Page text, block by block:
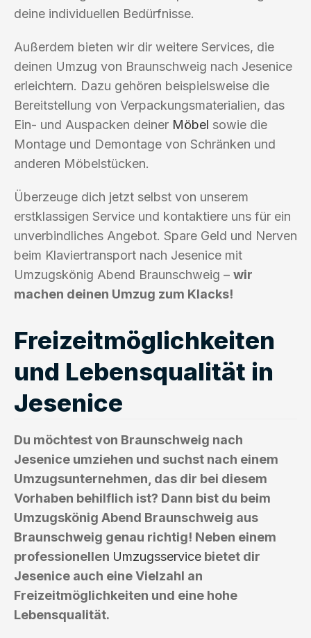
deine individuellen Bedürfnisse.
Außerdem bieten wir dir weitere Services, die
deinen Umzug von Braunschweig nach Jesenice
erleichtern. Dazu gehören beispielsweise die
Bereitstellung von Verpackungsmaterialien, das
Ein- und Auspacken deiner Möbel sowie die
Montage und Demontage von Schränken und
anderen Möbelstücken.
Überzeuge dich jetzt selbst von unserem
erstklassigen Service und kontaktiere uns für ein
unverbindliches Angebot. Spare Geld und Nerven
beim Klaviertransport nach Jesenice mit
Umzugskönig Abend Braunschweig – wir
machen deinen Umzug zum Klacks!
Freizeitmöglichkeiten
und Lebensqualität in
Jesenice
Du möchtest von Braunschweig nach
Jesenice umziehen und suchst nach einem
Umzugsunternehmen, das dir bei diesem
Vorhaben behilflich ist? Dann bist du beim
Umzugskönig Abend Braunschweig aus
Braunschweig genau richtig! Neben einem
professionellen Umzugsservice bietet dir
Jesenice auch eine Vielzahl an
Freizeitmöglichkeiten und eine hohe
Lebensqualität.